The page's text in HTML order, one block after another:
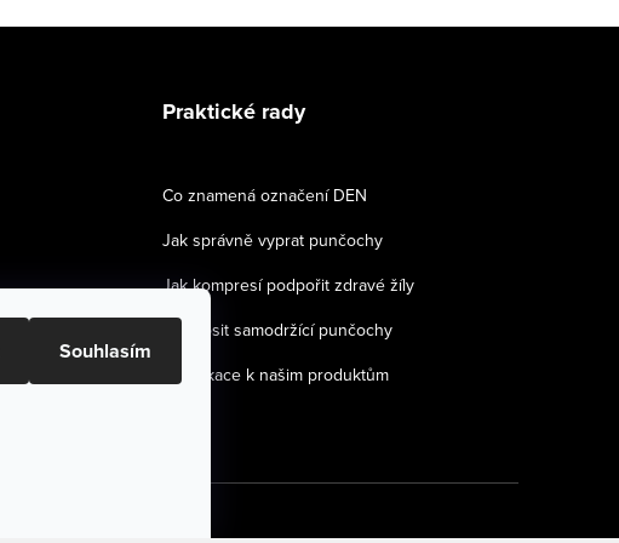
Souhlasím
Praktické rady
Co znamená označení DEN
Jak správně vyprat punčochy
Jak kompresí podpořit zdravé žíly
Jak nosit samodržící punčochy
Certifikace k našim produktům